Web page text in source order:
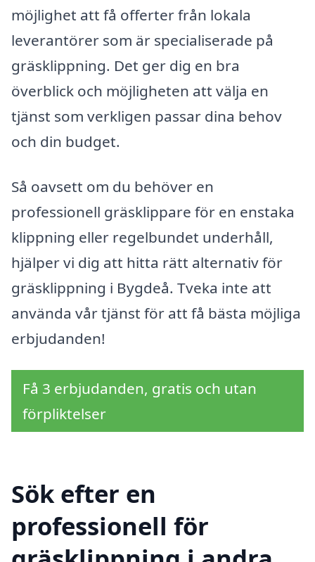
möjlighet att få offerter från lokala
leverantörer som är specialiserade på
gräsklippning. Det ger dig en bra
överblick och möjligheten att välja en
tjänst som verkligen passar dina behov
och din budget.
Så oavsett om du behöver en
professionell gräsklippare för en enstaka
klippning eller regelbundet underhåll,
hjälper vi dig att hitta rätt alternativ för
gräsklippning i Bygdeå. Tveka inte att
använda vår tjänst för att få bästa möjliga
erbjudanden!
Få 3 erbjudanden, gratis och utan
förpliktelser
Sök efter en
professionell för